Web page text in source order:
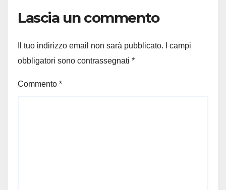
Lascia un commento
Il tuo indirizzo email non sarà pubblicato.
I campi
obbligatori sono contrassegnati *
Commento *